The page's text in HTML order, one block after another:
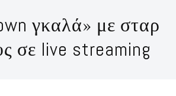
γκαλά» με σταρ
σε live streaming